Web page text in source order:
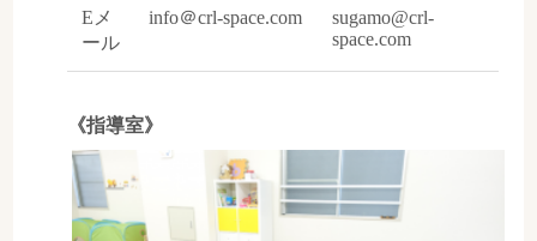
Eメ
ール
info＠crl-space.com
sugamo@crl-
space.com
《指導室》